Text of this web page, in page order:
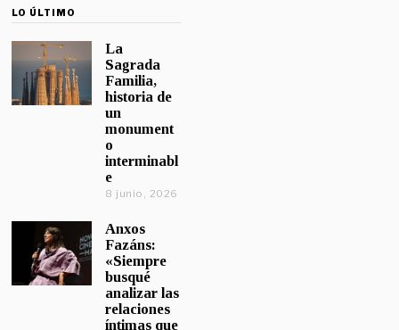
LO ÚLTIMO
La
Sagrada
Familia,
historia de
un
monument
o
interminabl
e
8 junio, 2026
Anxos
Fazáns:
«Siempre
busqué
analizar las
relaciones
íntimas que